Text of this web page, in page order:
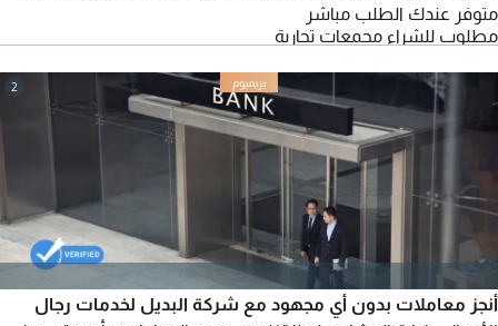
متوفر عندك الطلب مباشر
مطلوب للشراء مجمعات تجارية
2
أنجز معاملات بدون أي مجهود مع شركة البديل لخدمات رجال